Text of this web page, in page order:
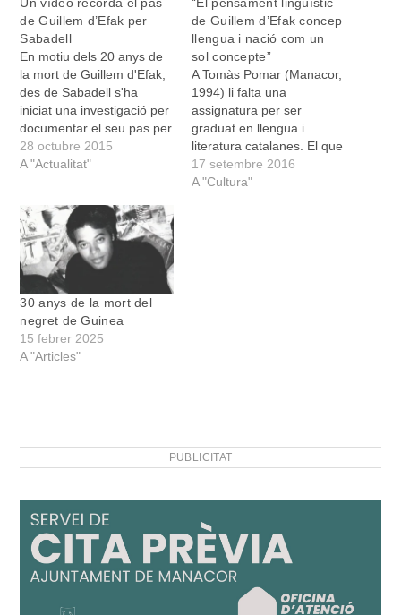
Un vídeo recorda el pas
de Guillem d’Efak per
Sabadell
En motiu dels 20 anys de
la mort de Guillem d'Efak,
des de Sabadell s'ha
iniciat una investigació per
documentar el seu pas per
la ciutat. Aquest
minidocumental, produït
recull testimonis vinculats
a diferents entitats
culturals sabadellenques i
documents de l'època…
28 octubre 2015
A "Actualitat"
“El pensament lingüístic
de Guillem d’Efak concep
llengua i nació com un
sol concepte”
A Tomàs Pomar (Manacor,
1994) li falta una
assignatura per ser
graduat en llengua i
literatura catalanes. El que
no li falta, ja, és el treball
de fi de grau. Pomar ha
17 setembre 2016
A "Cultura"
30 anys de la mort del
negret de Guinea
15 febrer 2025
A "Articles"
PUBLICITAT